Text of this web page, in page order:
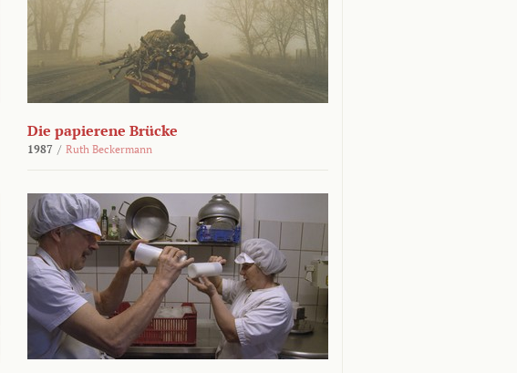
Die papierene Brücke
1987 / Ruth Beckermann